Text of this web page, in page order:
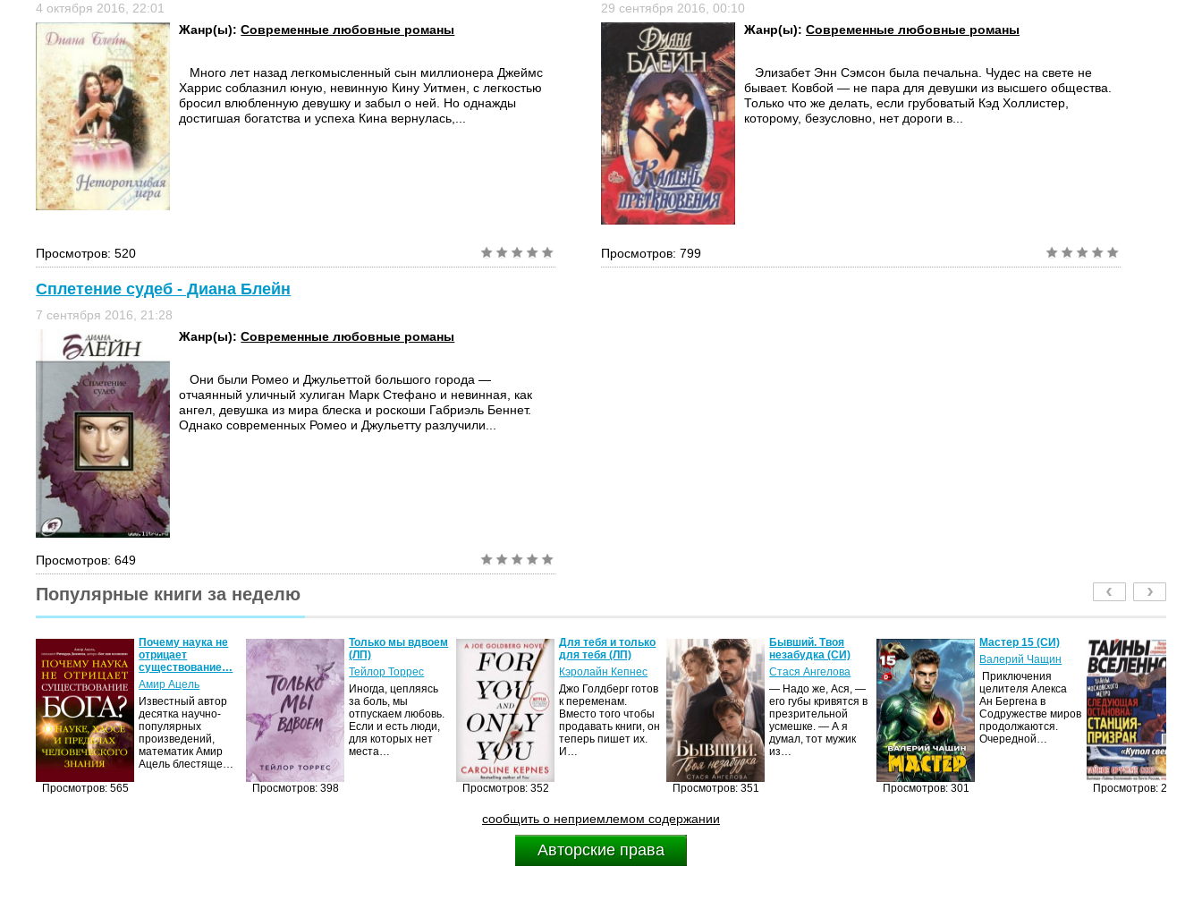
4 октября 2016, 22:01
Жанр(ы):Современные любовные романы
Много лет назад легкомысленный сын миллионера Джеймс
Харрис соблазнил юную, невинную Кину Уитмен, с легкостью
бросил влюбленную девушку и забыл о ней. Но однажды
достигшая богатства и успеха Кина вернулась,...
Просмотров: 520
29 сентября 2016, 00:10
Жанр(ы): Современные любовные романы
Элизабет Энн Сэмсон была печальна. Чудес на свете не
бывает. Ковбой — не пара для девушки из высшего общества.
Только что же делать, если грубоватый Кэд Холлистер,
которому, безусловно, нет дороги в...
Просмотров: 799
Сплетение судеб - Диана Блейн
7 сентября 2016, 21:28
Жанр(ы):Современные любовные романы
Они были Ромео и Джульеттой большого города —
отчаянный уличный хулиган Марк Стефано и невинная, как
ангел, девушка из мира блеска и роскоши Габриэль Беннет.
Однако современных Ромео и Джульетту разлучили...
Просмотров: 649
Популярные книги за неделю
Просмотров: 565
Почему наука не
отрицает
существование…
Амир Ацель
Известный автор
десятка научно-
популярных
произведений,
математик Амир
Ацель блестяще…
Просмотров: 398
Только мы вдвоем
(ЛП)
Тейлор Торрес
Иногда, цепляясь
за боль, мы
отпускаем любовь.
Если и есть люди,
для которых нет
места…
Просмотров: 352
Для тебя и только
для тебя (ЛП)
Кэролайн Кепнес
Джо Голдберг готов
к переменам.
Вместо того чтобы
продавать книги, он
теперь пишет их.
И…
Просмотров: 351
Бывший. Твоя
незабудка (СИ)
Стася Ангелова
— Надо же, Ася, —
его губы кривятся в
презрительной
усмешке. — А я
думал, тот мужик
из…
Просмотров: 301
Мастер 15 (СИ)
Валерий Чащин
Приключения
целителя Алекса
Ан Бергена в
Содружестве миров
продолжаются.
Очередной…
Просмотров: 268
сообщить о неприемлемом содержании
Авторские права